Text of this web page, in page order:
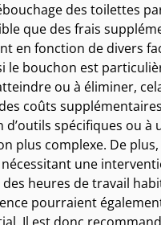
des toilettes
que des frais
en fonction de divers
le bouchon est
ou à éliminer,
coûts
d’outils spécifiques ou à
plus complexe. De plus,
nécessitant une
heures de travail
pourraient